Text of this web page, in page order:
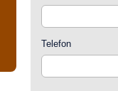
Telefon